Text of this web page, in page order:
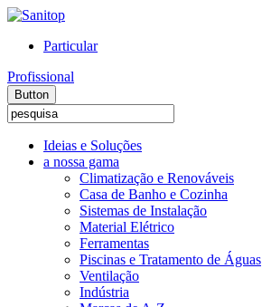
Particular
Profissional
Button
Ideias e Soluções
a nossa gama
Climatização e Renováveis
Casa de Banho e Cozinha
Sistemas de Instalação
Material Elétrico
Ferramentas
Piscinas e Tratamento de Águas
Ventilação
Indústria